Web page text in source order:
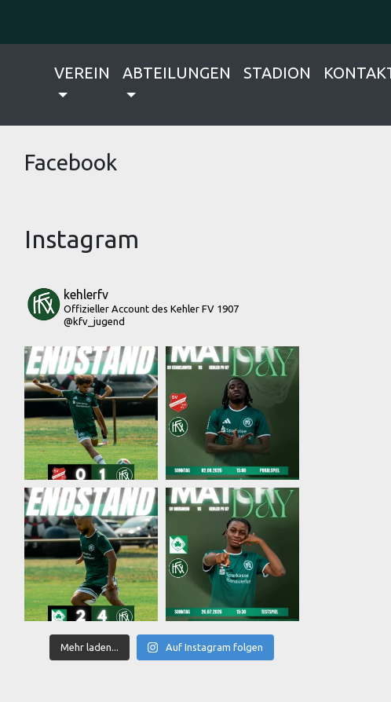
VEREIN ABTEILUNGEN STADION
Facebook
Instagram
kehlerfv
Offizieller Account des Kehler FV 1907
@kfv_jugend
Mehr laden... Auf Instagram folgen